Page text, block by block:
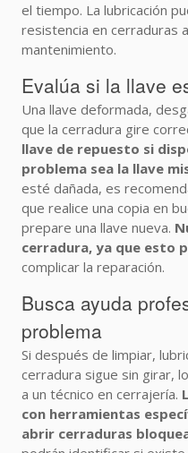
el tiempo. La lubricación
resistencia en cerraduras
mantenimiento.
Evalúa si la llave
Una llave deformada,
que la cerradura gire
llave de repuesto si
problema sea la llave
esté dañada, es
que realice una copia en
prepare una llave nueva.
cerradura, ya que esto
complicar la reparación.
Busca ayuda
problema
Si después de limpiar,
cerradura sigue sin girar,
a un técnico en cerrajería.
con herramientas
abrir cerraduras